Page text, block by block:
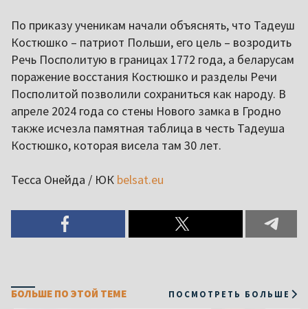
По приказу ученикам начали объяснять, что Тадеуш
Костюшко – патриот Польши, его цель – возродить
Речь Посполитую в границах 1772 года, а беларусам
поражение восстания Костюшко и разделы Речи
Посполитой позволили сохраниться как народу. В
апреле 2024 года со стены Нового замка в Гродно
также исчезла памятная таблица в честь Тадеуша
Костюшко, которая висела там 30 лет.
Тесса Онейда / ЮК belsat.eu
БОЛЬШЕ ПО ЭТОЙ ТЕМЕ ПОСМОТРЕТЬ БОЛЬШЕ